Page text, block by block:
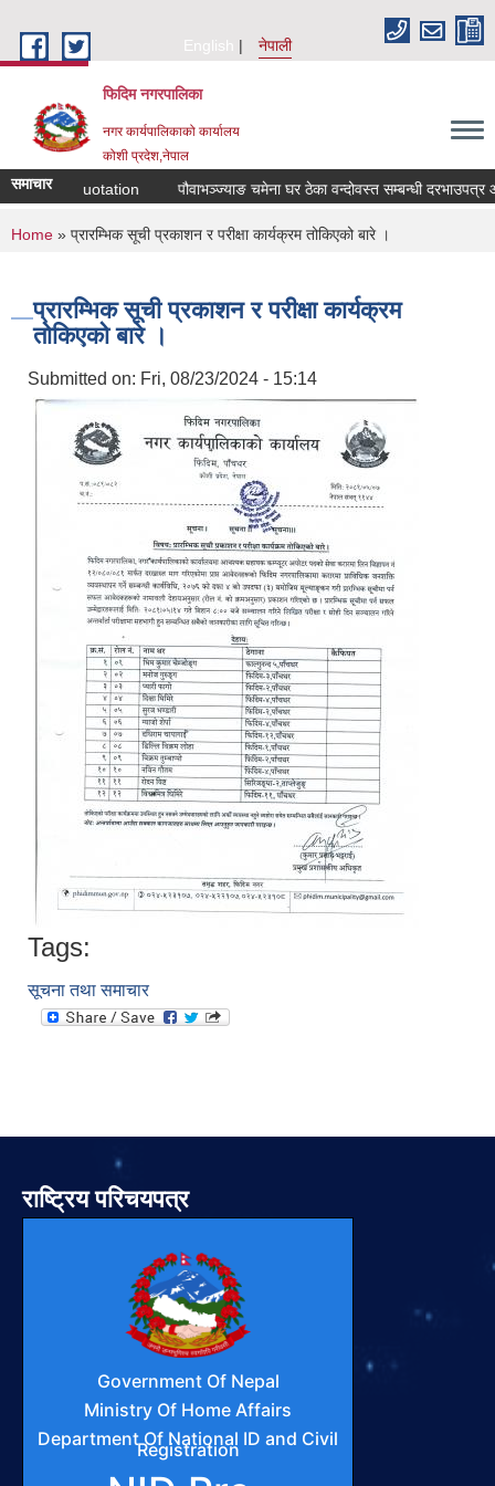
English
नेपाली
फिदिम नगरपालिका
नगर कार्यपालिकाको कार्यालय
कोशी प्रदेश,नेपाल
समाचारQuotation पौवाभञ्ज्याङ चमेना घर ठेका वन्दोवस्त सम्बन्धी दरभाउपत्र
You are here
Home » प्रारम्भिक सूची प्रकाशन र परीक्षा कार्यक्रम तोकिएको बारे ।
प्रारम्भिक सूची प्रकाशन र परीक्षा कार्यक्रम
तोकिएको बारे ।
Submitted on: Fri, 08/23/2024 - 15:14
Tags:
सूचना तथा समाचार
राष्ट्रिय परिचयपत्र